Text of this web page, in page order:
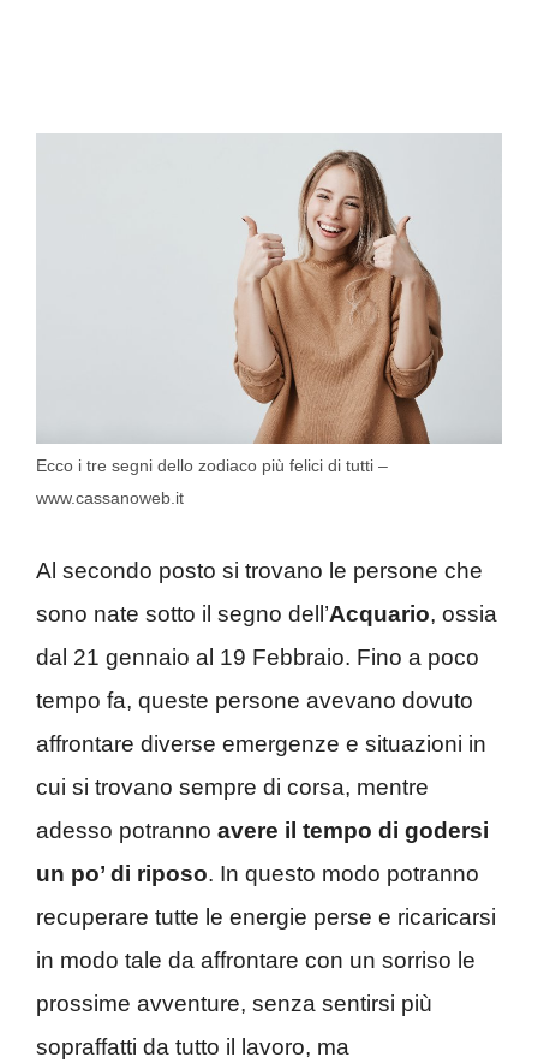
Ecco i tre segni dello zodiaco più felici di tutti –
www.cassanoweb.it
Al secondo posto si trovano le persone che
sono nate sotto il segno dell’Acquario, ossia
dal 21 gennaio al 19 Febbraio. Fino a poco
tempo fa, queste persone avevano dovuto
affrontare diverse emergenze e situazioni in
cui si trovano sempre di corsa, mentre
adesso potranno avere il tempo di godersi
un po’ di riposo. In questo modo potranno
recuperare tutte le energie perse e ricaricarsi
in modo tale da affrontare con un sorriso le
prossime avventure, senza sentirsi più
sopraffatti da tutto il lavoro, ma